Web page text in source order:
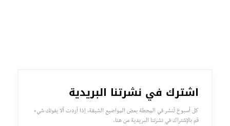
اشترك في نشرتنا البريدية
كل أسبوع تُنشر في المحطة بعض المواضيع الشيقة، إذا أردت ألا يفوتك شيء
قم بالإشتراك في نشرتنا البريدية من هنا.